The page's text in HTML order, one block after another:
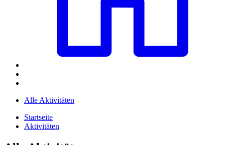
Alle Aktivitäten
Startseite
Aktivitäten